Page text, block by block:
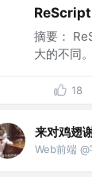
ReScript
摘要：
大的不同
18
来对鸡翅
Web前端